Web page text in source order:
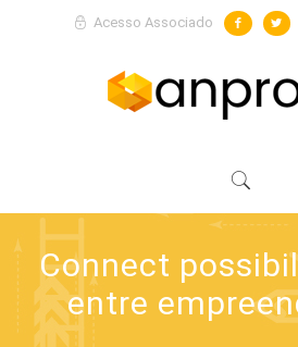
Acesso Associado
Connect
entre